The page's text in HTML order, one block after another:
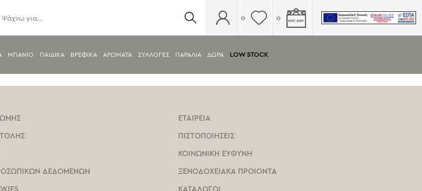
0 0
ΜΠΑΝΙΟ ΠΑΙΔΙΚΑ ΒΡΕΦΙΚΑ ΑΡΩΜΑΤΑ ΣΥΛΛΟΓΕΣ ΠΑΡΑΛΙΑ ΔΩΡΑ LOW STOCK
ΔΕΔΟΜΕΝΩΝ
ΕΤΑΙΡΕΙΑ
ΠΙΣΤΟΠΟΙΗΣΕΙΣ
ΚΟΙΝΩΝΙΚΗ ΕΥΘΥΝΗ
ΞΕΝΟΔΟΧΕΙΑΚΑ ΠΡΟΙΟΝΤΑ
ΚΑΤΑΛΟΓΟΙ